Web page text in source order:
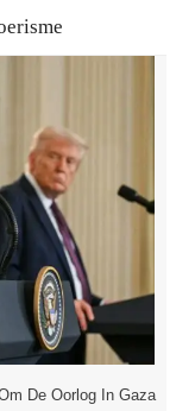
De Oorlog In Gaza